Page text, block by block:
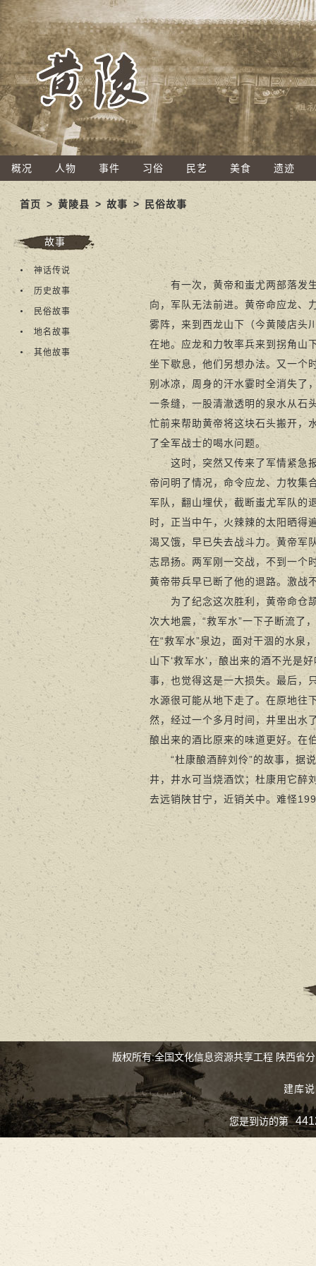
概况 人物 事件 习俗 民艺 美食 遗迹
首页 >黄陵县 > 故事 > 民俗故事
故事
神话传说
历史故事
民俗故事
地名故事
其他故事
有一次，黄帝和蚩尤两部落发生
向，军队无法前进。黄帝命应龙、
雾阵，来到西龙山下（今黄陵店头
在地。应龙和力牧率兵来到拐角山
坐下歇息，他们另想办法。又一个
别冰凉，周身的汗水霎时全消失了
一条缝，一股清澈透明的泉水从石
忙前来帮助黄帝将这块石头搬开，
了全军战士的喝水问题。
这时，突然又传来了军情紧急报
帝问明了情况，命令应龙、力牧集
军队，翻山埋伏，截断蚩尤军队的
时，正当中午，火辣辣的太阳晒得
渴又饿，早已失去战斗力。黄帝军
志昂扬。两军刚一交战，不到一个
黄帝带兵早已断了他的退路。激战
为了纪念这次胜利，黄帝命仓颉
次大地震，“救军水”一下子断流
在“救军水”泉边，面对干涸的水泉
山下‘救军水’，酿出来的酒不光是
事，也觉得这是一大损失。最后
水源很可能从地下走了。在原地往
然，经过一个多月时间，井里出水
酿出来的酒比原来的味道更好。在
“杜康酿酒醉刘伶”的故事，据说
井，井水可当烧酒饮；杜康用它醉
去远销陕甘宁，近销关中。难怪
版权所有:全国文化信息资源共享工程 陕西省
建库
您是到访的第